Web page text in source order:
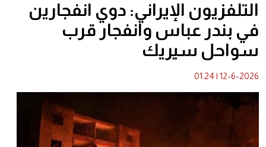
التلفزيون الإيراني: دوي انفجارين
في بندر عباس وانفجار قرب
سواحل سيريك
12-6-2026
|
01:24